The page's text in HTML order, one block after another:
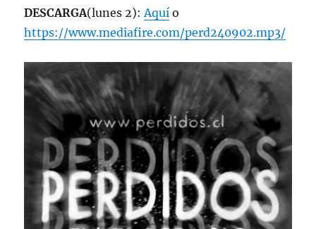
DESCARGA(lunes 2):Aquí o
https://www.mediafire.com/perd240902.mp3/